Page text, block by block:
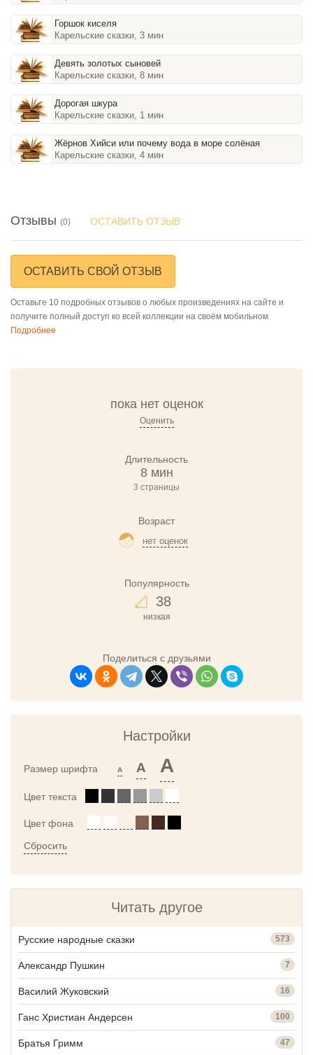
Горшок киселя
Карельские сказки, 3 мин
Девять золотых сыновей
Карельские сказки, 8 мин
Дорогая шкура
Карельские сказки, 1 мин
Жёрнов Хийси или почему вода в море солёная
Карельские сказки, 4 мин
Отзывы (0) ОСТАВИТЬ ОТЗЫВ
ОСТАВИТЬ СВОЙ ОТЗЫВ
Оставьте 10 подробных отзывов о любых произведениях на сайте и
получите полный доступ ко всей коллекции на своём мобильном
Подробнее
пока нет оценок
Оценить
Длительность
8 мин
3 страницы
Возраст
нет оценок
Популярность
38
низкая
Поделиться с друзьями
Настройки
Размер шрифта A A A
Цвет текста
Цвет фона
Сбросить
Читать другое
Русские народные сказки 573
Александр Пушкин 7
Василий Жуковский 16
Ганс Христиан Андерсен 100
Братья Гримм 47